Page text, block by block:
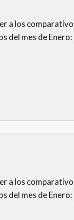
a los
del mes de Enero:
a los
del mes de Enero: